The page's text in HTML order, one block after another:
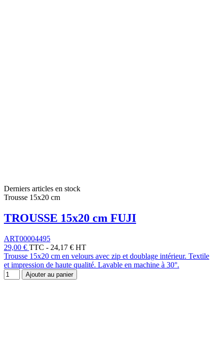
Derniers articles en stock
Trousse 15x20 cm
TROUSSE 15x20 cm FUJI
ART00004495
29,00 € TTC - 24,17 € HT
Trousse 15x20 cm en velours avec zip et doublage intérieur. Textile
et impression de haute qualité. Lavable en machine à 30°.
Ajouter au panier